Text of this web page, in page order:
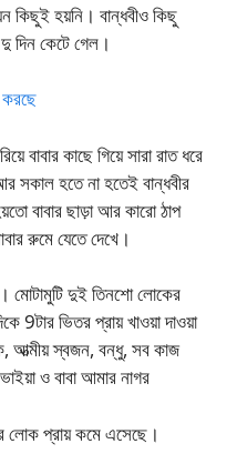
কিছুই হয়নি। বান্ধবীও কিছু
কেটে গেল।
করছে
বাবার কাছে গিয়ে সারা রাত ধরে
সকাল হতে না হতেই বান্ধবীর
বাবার ছাড়া আর কারো ঠাপ
রুমে যেতে দেখে।
মোটামুটি দুই তিনশো লোকের
9টার ভিতর প্রায় খাওয়া দাওয়া
স্বজন, বন্ধু, সব কাজ
ও বাবা আমার নাগর
লোক প্রায় কমে এসেছে।